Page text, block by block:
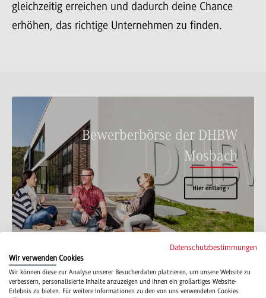
gleichzeitig erreichen und dadurch deine Chance
erhöhen, das richtige Unternehmen zu finden.
Bewerberbörse der DHBW
Mosbach
Hier entlang
Datenschutzbestimmungen
Wir verwenden Cookies
Wir können diese zur Analyse unserer Besucherdaten platzieren, um unsere Website zu
verbessern, personalisierte Inhalte anzuzeigen und Ihnen ein großartiges Website-
Erlebnis zu bieten. Für weitere Informationen zu den von uns verwendeten Cookies